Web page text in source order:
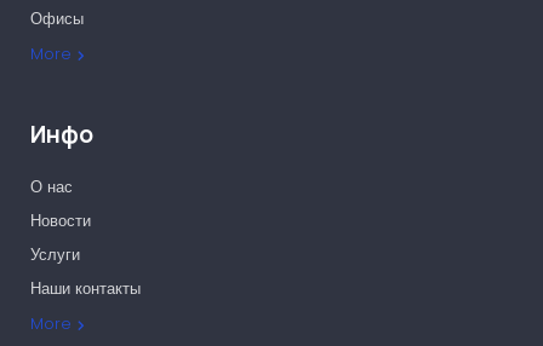
More
Офисы
Инфо
More
О нас
Новости
Услуги
Наши контакты
Наши партнеры